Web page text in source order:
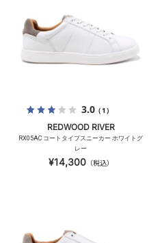
3.0（1）
REDWOOD RIVER
RX05AC コートタイプスニーカー ホワイトグ
レー
¥14,300（税込）